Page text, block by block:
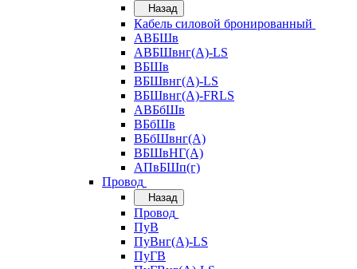
Назад
Кабель силовой бронированный
АВБШв
АВБШвнг(А)-LS
ВБШв
ВБШвнг(А)-LS
ВБШвнг(А)-FRLS
АВБбШв
ВБбШв
ВБбШвнг(А)
ВБШвНГ(А)
АПвБШп(г)
Провод
Назад
Провод
ПуВ
ПуВнг(А)-LS
ПуГВ